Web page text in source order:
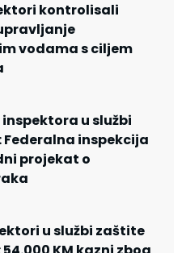
kontrolisali
vodama s ciljem
u službi
inspekcija
projekat o
u službi zaštite